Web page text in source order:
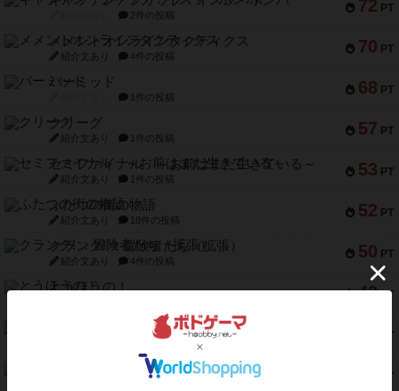
72 PT
2件の投稿
70 PT
メメントオンラインタクティクス
紹介文あり 4件の投稿
68 PT
パーミッド
1件の投稿
57 PT
クリーグ
紹介文あり 1件の投稿
53 PT
セミファイナル ～お前はまだ生きている～
紹介文あり 1件の投稿
52 PT
ふたつの街の物語
紹介文あり 18件の投稿
50 PT
クランク! ：冒険者たち（拡張）
紹介文あり 4件の投稿
42 PT
とうほうの！
PT
スターマイン・ラミー ポケット
2件の投稿
PT